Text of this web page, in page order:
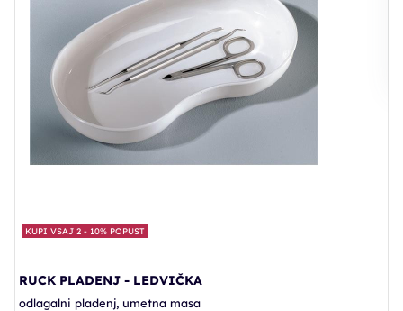
KUPI VSAJ 2 - 10% POPUST
RUCK PLADENJ - LEDVIČKA
odlagalni pladenj, umetna masa